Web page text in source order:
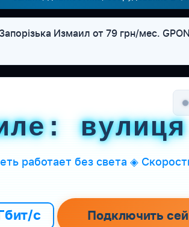
Измаил от 79 грн/мес.
работает без света ◈
с Подключить